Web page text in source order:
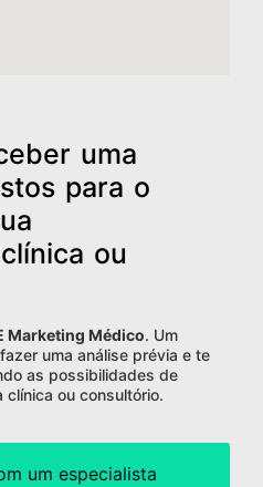
uma
para o
ou
Marketing Médico. Um
uma análise prévia e te
as possibilidades de
ou consultório.
um especialista